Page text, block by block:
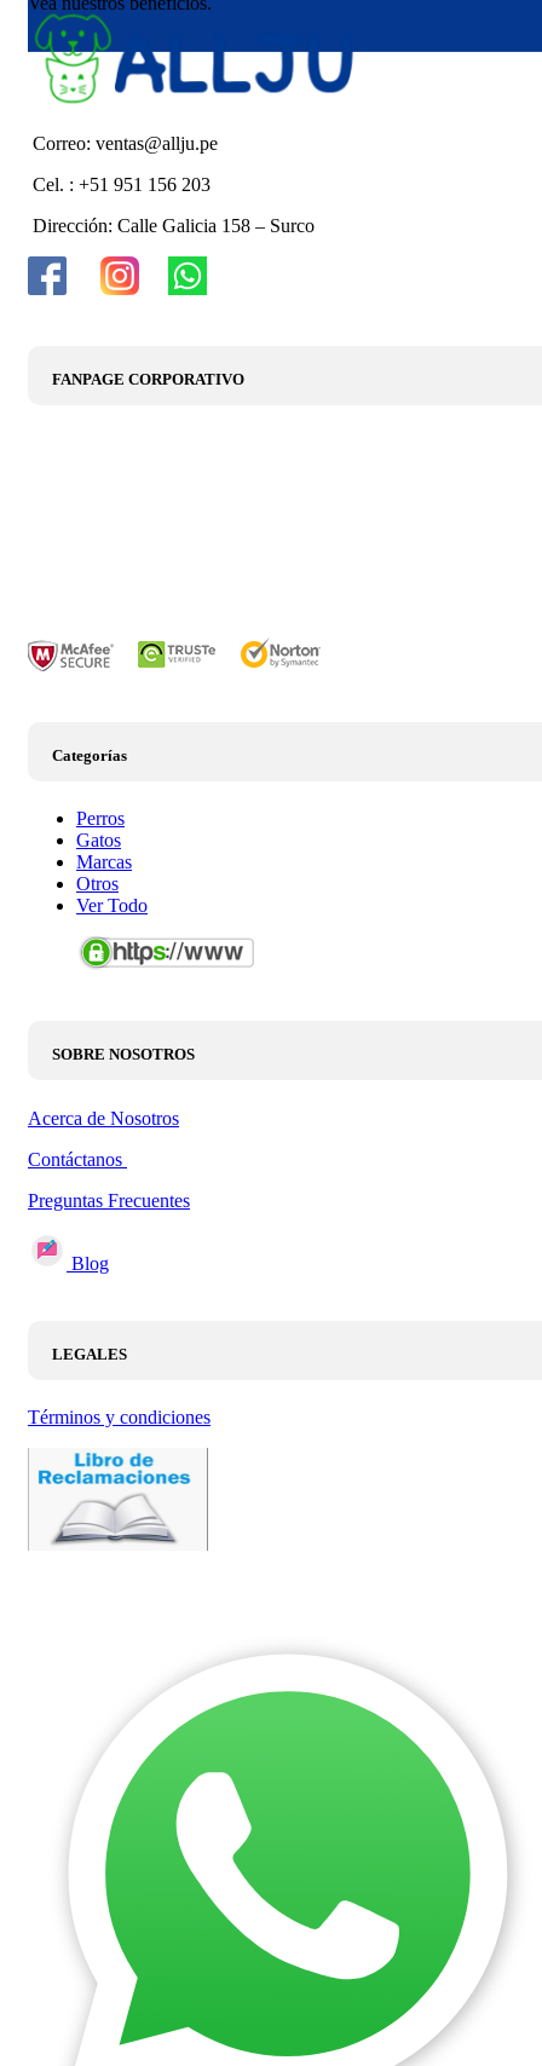
Correo: ventas@allju.pe
Cel. : +51 951 156 203
Dirección: Calle Galicia 158 – Surco
FANPAGE CORPORATIVO
Categorías
Perros
Gatos
Marcas
Otros
Ver Todo
SOBRE NOSOTROS
Acerca de Nosotros
Contáctanos
Preguntas Frecuentes
Blog
LEGALES
Términos y condiciones